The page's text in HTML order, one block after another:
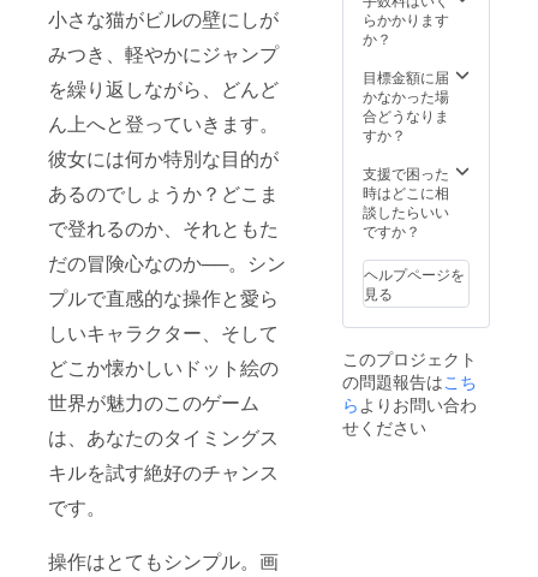
小さな猫がビルの壁にしが
みつき、軽やかにジャンプ
を繰り返しながら、どんど
ん上へと登っていきます。
彼女には何か特別な目的が
あるのでしょうか？どこま
で登れるのか、それともた
だの冒険心なのか──。シン
プルで直感的な操作と愛ら
しいキャラクター、そして
どこか懐かしいドット絵の
世界が魅力のこのゲーム
は、あなたのタイミングス
キルを試す絶好のチャンス
です。
操作はとてもシンプル。画
ター
（猫）
て、上
記の猫
画像に
差し替
となり
ます ・
本スキ
ンは支
用スキ
ンとな
り、通
常の
プレイ
では入
手不可
のもの
となり
らかかります
か？
目標金額に届
かなかった場
合どうなりま
すか？
支援で困った
時はどこに相
談したらいい
ですか？
ヘルプページを
見る
このプロジェクト
の問題報告はこち
ら よりお問い合わ
せください